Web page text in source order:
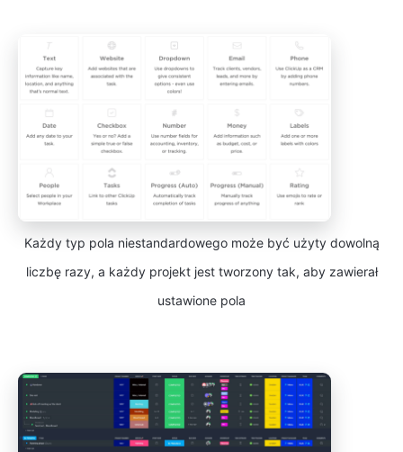
Każdy typ pola niestandardowego może być użyty dowolną
liczbę razy, a każdy projekt jest tworzony tak, aby zawierał
ustawione pola